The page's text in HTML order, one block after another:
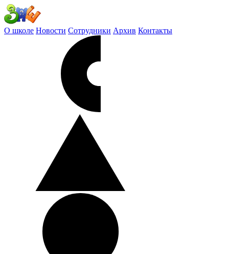
О школе Новости Сотрудники Архив Контакты